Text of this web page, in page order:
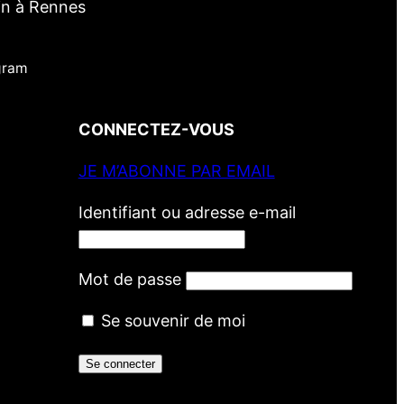
à Rennes
CONNECTEZ-VOUS
JE M’ABONNE PAR EMAIL
Identifiant ou adresse e-mail
Mot de passe
Se souvenir de moi